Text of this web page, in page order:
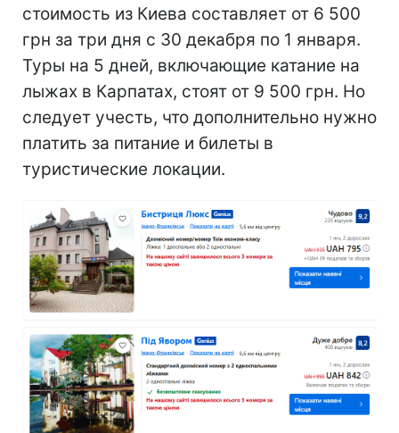
стоимость из Киева составляет от 6 500
грн за три дня с 30 декабря по 1 января.
Туры на 5 дней, включающие катание на
лыжах в Карпатах, стоят от 9 500 грн. Но
следует учесть, что дополнительно нужно
платить за питание и билеты в
туристические локации.